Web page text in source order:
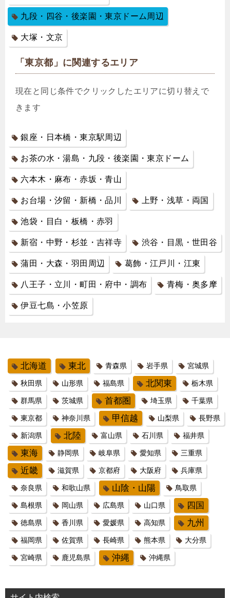
九段・四谷・後楽園・東京ドーム周辺
大塚・文京
「東京都」に関連するエリア
現在と同じ条件でクリックしたエリアに切り替えで
きます
銀座・日本橋・東京駅周辺
お茶の水・湯島・九段・後楽園・東京ドーム
六本木・麻布・赤坂・青山
お台場・汐留・新橋・品川 上野・浅草・両国
池袋・目白・板橋・赤羽
新宿・中野・杉並・吉祥寺 渋谷・目黒・世田谷
蒲田・大森・羽田周辺 葛飾・江戸川・江東
八王子・立川・町田・府中・調布 青梅・奥多摩
伊豆七島・小笠原
北海道 東北 青森県 岩手県 宮城県
秋田県 山形県 福島県 北関東 栃木県
群馬県 茨城県 首都圏 埼玉県 千葉県
東京都 神奈川県 甲信越 山梨県 長野県
新潟県 北陸 富山県 石川県 福井県
東海 静岡県 岐阜県 愛知県 三重県
近畿 滋賀県 京都府 大阪府 兵庫県
奈良県 和歌山県 山陰・山陽 鳥取県
島根県 岡山県 広島県 山口県 四国
徳島県 香川県 愛媛県 高知県 九州
福岡県 佐賀県 長崎県 熊本県 大分県
宮崎県 鹿児島県 沖縄 沖縄県